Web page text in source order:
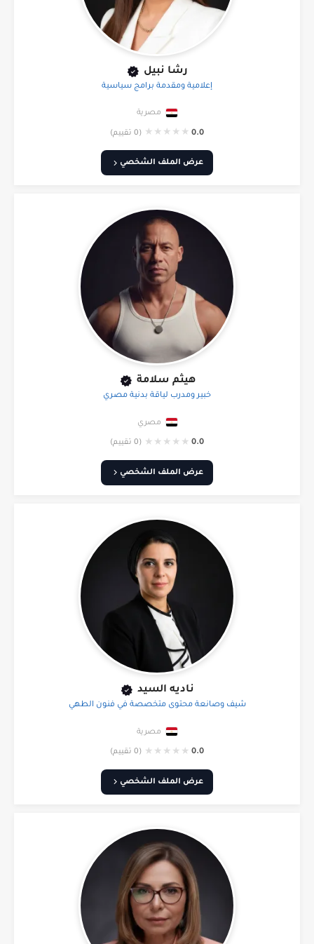
رشا نبيل
إعلامية ومقدمة برامج سياسية
مصرية
0.0
★
★
★
★
★ (0 تقييم)
عرض الملف الشخصي
هيثم سلامة
خبير ومدرب لياقة بدنية مصري
مصري
0.0
★
★
★
★
★ (0 تقييم)
عرض الملف الشخصي
ناديه السيد
شيف وصانعة محتوى متخصصة في فنون الطهي
مصرية
0.0
★
★
★
★
★ (0 تقييم)
عرض الملف الشخصي